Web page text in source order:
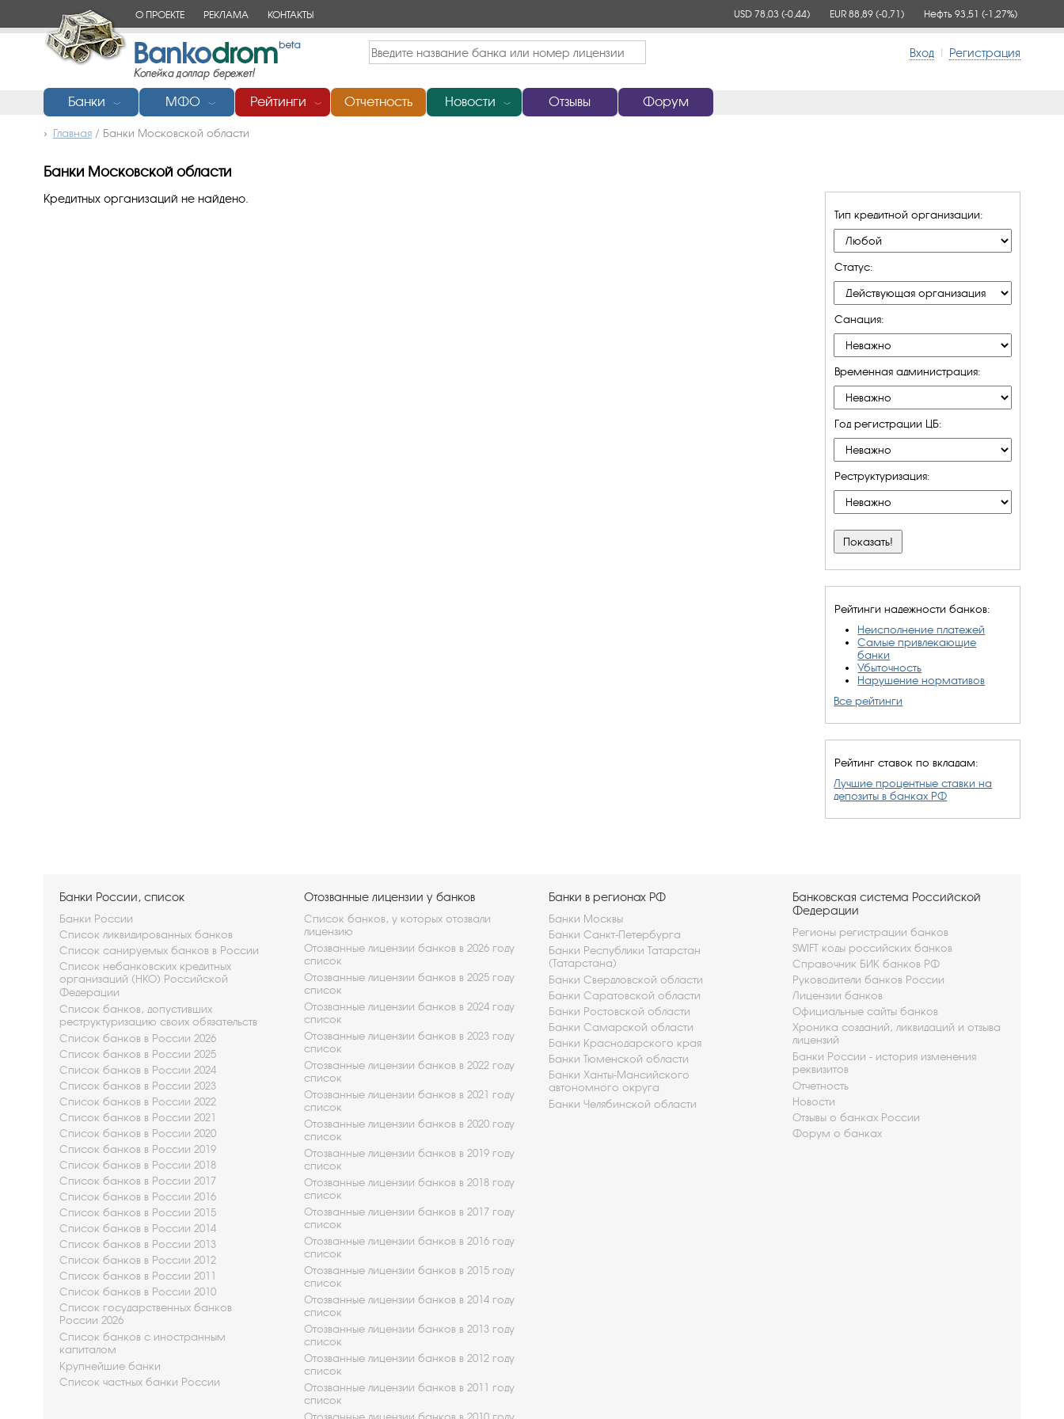
О ПРОЕКТЕ РЕКЛАМА КОНТАКТЫ USD 78,03 (-0,44) EUR 88,89 (-0,71) Нефть 93,51 (-1,27%)
Вход | Регистрация
Банки ﹀ МФО ﹀ Рейтинги ﹀ Отчетность Новости ﹀ Отзывы Форум
Главная/ Банки Московской области
Банки Московской области
Тип кредитной организации:
Статус:
Санация:
Временная администрация:
Год регистрации ЦБ:
Реструктуризация:
Рейтинги надежности банков:
Неисполнение платежей
Самые привлекающие
банки
Убыточность
Нарушение нормативов
Все рейтинги
Рейтинг ставок по вкладам:
Лучшие процентные ставки на
депозиты в банках РФ
Кредитных организаций не найдено.
Банки России, список
Банки России
Список ликвидированных банков
Список санируемых банков в России
Список небанковских кредитных
организаций (НКО) Российской
Федерации
Список банков, допустивших
реструктуризацию своих обязательств
Список банков в России 2026
Список банков в России 2025
Список банков в России 2024
Список банков в России 2023
Список банков в России 2022
Список банков в России 2021
Список банков в России 2020
Список банков в России 2019
Список банков в России 2018
Список банков в России 2017
Список банков в России 2016
Список банков в России 2015
Список банков в России 2014
Список банков в России 2013
Список банков в России 2012
Список банков в России 2011
Список банков в России 2010
Список государственных банков
России 2026
Список банков с иностранным
капиталом
Крупнейшие банки
Список частных банки России
Отозванные лицензии у банков
Список банков, у которых отозвали
лицензию
Отозванные лицензии банков в 2026 году
список
Отозванные лицензии банков в 2025 году
список
Отозванные лицензии банков в 2024 году
список
Отозванные лицензии банков в 2023 году
список
Отозванные лицензии банков в 2022 году
список
Отозванные лицензии банков в 2021 году
список
Отозванные лицензии банков в 2020 году
список
Отозванные лицензии банков в 2019 году
список
Отозванные лицензии банков в 2018 году
список
Отозванные лицензии банков в 2017 году
список
Отозванные лицензии банков в 2016 году
список
Отозванные лицензии банков в 2015 году
список
Отозванные лицензии банков в 2014 году
список
Отозванные лицензии банков в 2013 году
список
Отозванные лицензии банков в 2012 году
список
Отозванные лицензии банков в 2011 году
список
Банки в регионах РФ
Банки Москвы
Банки Санкт-Петербурга
Банки Республики Татарстан
(Татарстана)
Банки Свердловской области
Банки Саратовской области
Банки Ростовской области
Банки Самарской области
Банки Краснодарского края
Банки Тюменской области
Банки Ханты-Мансийского
автономного округа
Банки Челябинской области
Банковская система Российской
Федерации
Регионы регистрации банков
SWIFT коды российских банков
Справочник БИК банков РФ
Руководители банков России
Лицензии банков
Официальные сайты банков
Хроника созданий, ликвидаций и отзыва
лицензий
Банки России - история изменения
реквизитов
Отчетность
Новости
Отзывы о банках России
Форум о банках